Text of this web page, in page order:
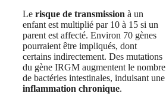
Le risque de transmission à un
enfant est multiplié par 10 à 15 si un
parent est affecté. Environ 70 gènes
pourraient être impliqués, dont
certains indirectement. Des mutations
du gène IRGM augmentent le nombre
de bactéries intestinales, induisant une
inflammation chronique.